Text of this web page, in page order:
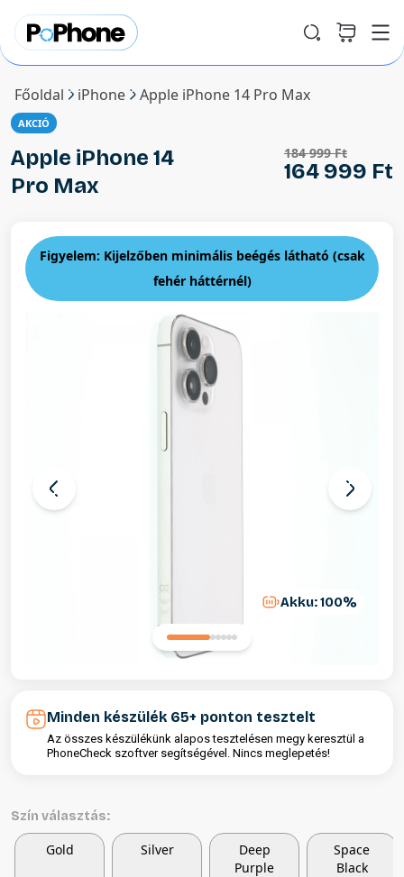
Főoldal iPhone Apple iPhone 14 Pro Max
AKCIÓ
Apple iPhone 14
Pro Max
184 999 Ft
164 999 Ft
Figyelem: Kijelzőben minimális beégés látható (csak
fehér háttérnél)
Akku: 100%
Minden készülék 65+ ponton tesztelt
Az összes készülékünk alapos tesztelésen megy keresztül a
PhoneCheck szoftver segítségével. Nincs meglepetés!
Szín választás:
Gold Silver
Deep
Purple
Space
Black